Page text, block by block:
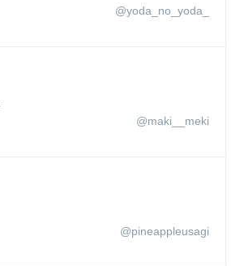
@yoda_no_yoda_
@maki__meki
@pineappleusagi